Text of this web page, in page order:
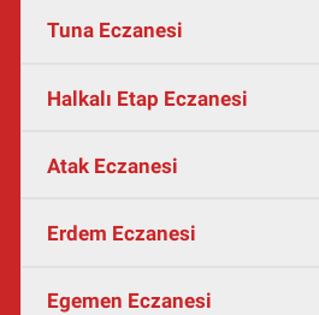
Tuna Eczanesi
Halkalı Etap Eczanesi
Atak Eczanesi
Erdem Eczanesi
Egemen Eczanesi